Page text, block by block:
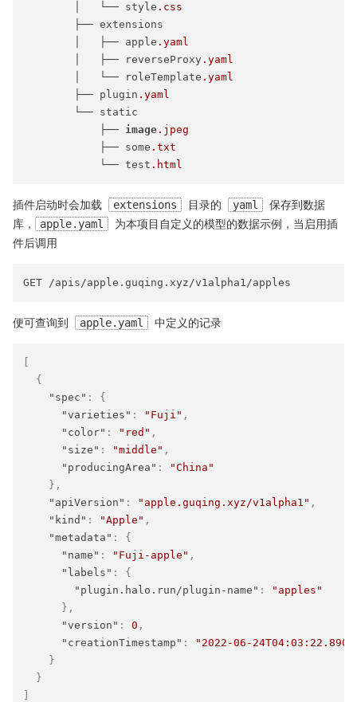
        │   └── style
.css
        ├── extensions
        │   ├── apple
.yaml
        │   ├── reverseProxy
.yaml
        │   └── roleTemplate
.yaml
        ├── plugin
.yaml
        └── static
            ├──
image .jpeg
            ├── some
.txt
            └── test
.html
插件启动时会加载 extensions 目录的 yaml
保存到数据
库，
apple.yaml
为本项目自定义的模型的数据示例，当启用插
件后调用
便可查询到 apple.yaml 中定义的记录
{
"spec" :
{
"varieties" : "Fuji" ,
"color" : "red" ,
"size" : "middle" ,
"producingArea" :
"China"
} ,
"apiVersion" : "apple.guqing.xyz/v1alpha1" ,
"kind" : "Apple" ,
"metadata" :
{
"name" : "Fuji-apple" ,
"labels" :
{
"plugin.halo.run/plugin-name" :
"apples"
} ,
"version" : 0 ,
"creationTimestamp" :
"2022-06-
}
}